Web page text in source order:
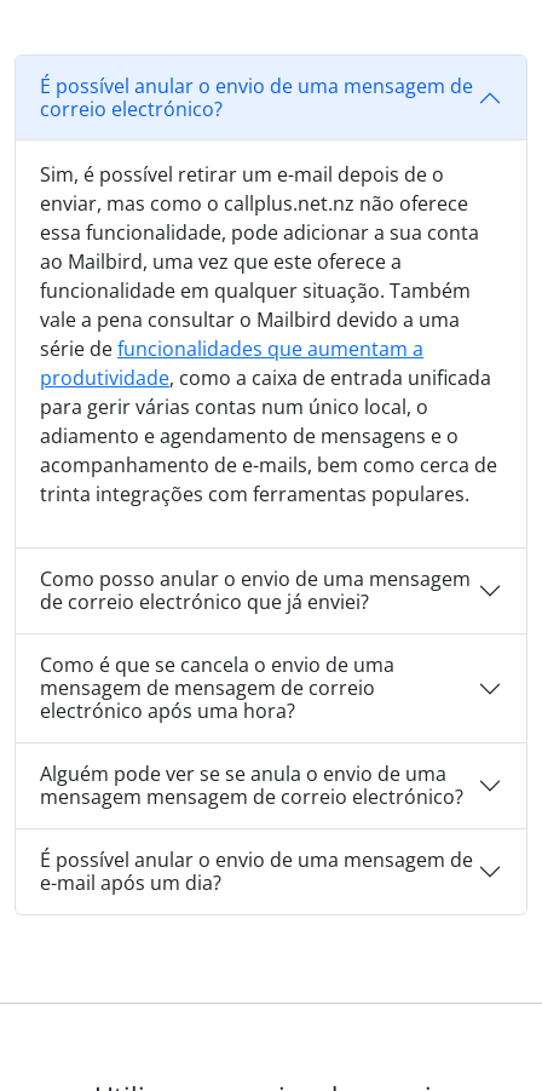
É possível anular o envio de uma mensagem de
correio electrónico?
Sim, é possível retirar um e-mail depois de o
enviar, mas como o callplus.net.nz não oferece
essa funcionalidade, pode adicionar a sua conta
ao Mailbird, uma vez que este oferece a
funcionalidade em qualquer situação. Também
vale a pena consultar o Mailbird devido a uma
série defuncionalidades que aumentam a
produtividade, como a caixa de entrada unificada
para gerir várias contas num único local, o
adiamento e agendamento de mensagens e o
acompanhamento de e-mails, bem como cerca de
trinta integrações com ferramentas populares.
Como posso anular o envio de uma mensagem
de correio electrónico que já enviei?
Como é que se cancela o envio de uma
mensagem de mensagem de correio
electrónico após uma hora?
Alguém pode ver se se anula o envio de uma
mensagem mensagem de correio electrónico?
É possível anular o envio de uma mensagem de
e-mail após um dia?